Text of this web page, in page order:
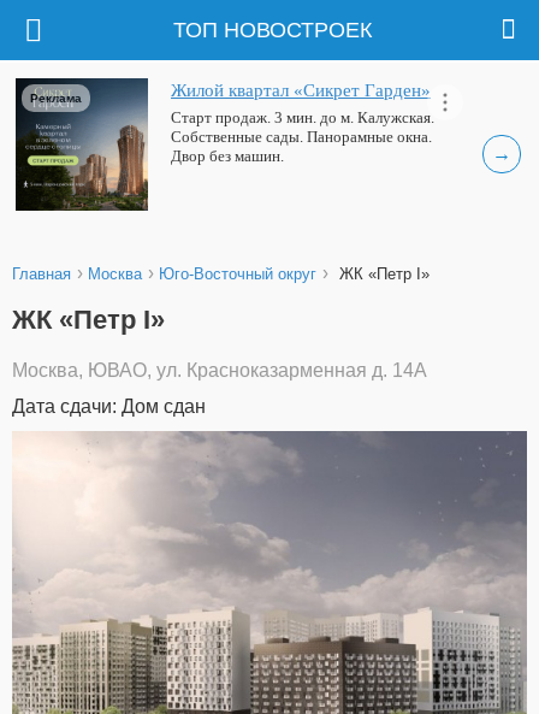
ТОП НОВОСТРОЕК
→
Жилой квартал «Сикрет Гарден»
Старт продаж. 3 мин. до м. Калужская.
Собственные сады. Панорамные окна.
Двор без машин.
Реклама
Главная › Москва › Юго-Восточный округ › ЖК «Петр I»
ЖК «Петр I»
Москва, ЮВАО, ул. Красноказарменная д. 14А
Дата сдачи: Дом сдан